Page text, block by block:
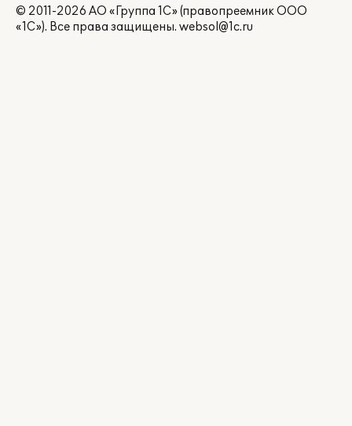
© 2011-2026 АО «Группа 1С» (правопреемник ООО
«1С»). Все права защищены. websol@1c.ru